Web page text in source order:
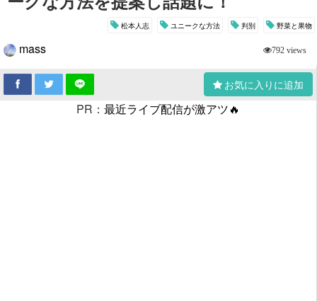
松本人志 ユニークな方法 判別 野菜と果物
mass 792 views
お気に入りに追加
PR： 最近ライブ配信が激アツ🔥